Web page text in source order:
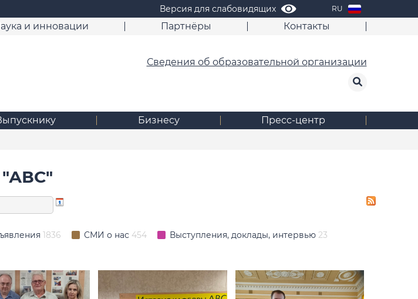
Версия для слабовидящих RU
и инновации Партнёры Контакты
Сведения об образовательной организации
Бизнесу Пресс-центр
1836 СМИ о нас 454 Выступления, доклады, интервью 23